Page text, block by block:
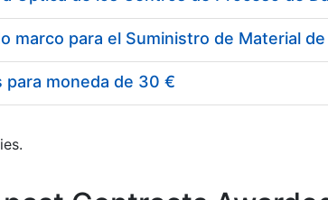
moneda de 30 €